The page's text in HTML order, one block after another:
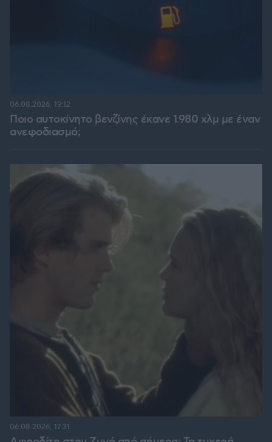
Ποιο αυτοκίνητο βενζίνης έκανε 1.980 χλμ με έναν
ανεφοδιασμό;
06.08.2026, 19:12
06.08.2026, 17:31